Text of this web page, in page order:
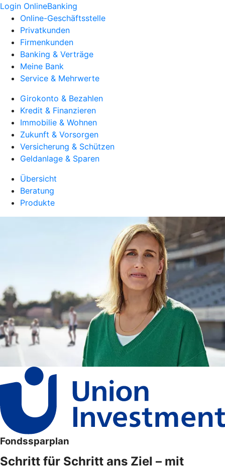
Login OnlineBanking
Online-Geschäftsstelle
Privatkunden
Firmenkunden
Banking & Verträge
Meine Bank
Service & Mehrwerte
Girokonto & Bezahlen
Kredit & Finanzieren
Immobilie & Wohnen
Zukunft & Vorsorgen
Versicherung & Schützen
Geldanlage & Sparen
Übersicht
Beratung
Produkte
Fondssparplan
Schritt für Schritt ans Ziel – mit